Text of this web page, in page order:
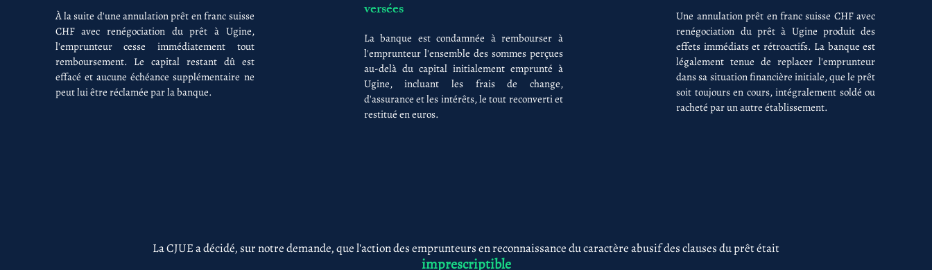
À la suite d'une annulation prêt en franc suisse
CHF avec renégociation du prêt à Ugine,
l'emprunteur cesse immédiatement tout
remboursement. Le capital restant dû est
effacé et aucune échéance supplémentaire ne
peut lui être réclamée par la banque.
versées
La banque est condamnée à rembourser à
l'emprunteur l'ensemble des sommes perçues
au-delà du capital initialement emprunté à
Ugine, incluant les frais de change,
d'assurance et les intérêts, le tout reconverti et
restitué en euros.
Une annulation prêt en franc suisse CHF avec
renégociation du prêt à Ugine produit des
effets immédiats et rétroactifs. La banque est
légalement tenue de replacer l'emprunteur
dans sa situation financière initiale, que le prêt
soit toujours en cours, intégralement soldé ou
racheté par un autre établissement.
La CJUE a décidé, sur notre demande, que l'action des emprunteurs en reconnaissance du caractère abusif des clauses du prêt était
imprescriptible